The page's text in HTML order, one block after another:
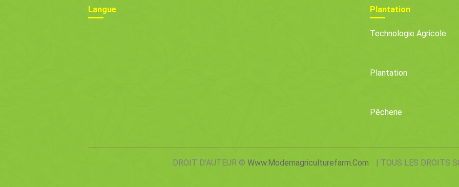
Langue Plantation
Technologie Agricole
Plantation
Pêcherie
DROIT D'AUTEUR © Www.modernagriculturefarm.com | TOUS LES DROITS